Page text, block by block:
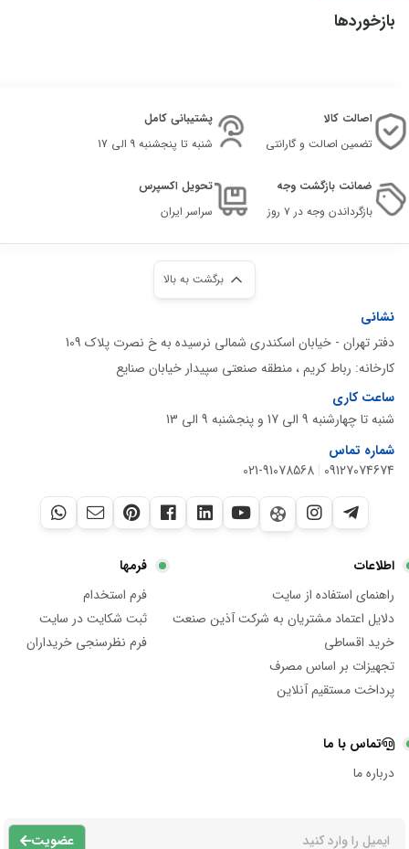
بازخوردها
اصالت کالا
تضمین اصالت و گارانتی
پشتیبانی کامل
شنبه تا پنجشنبه 9 الی 17
ضمانت بازگشت وجه
بازگرداندن وجه در ۷ روز
تحویل اکسپرس
سراسر ایران
برگشت به بالا
نشانی
دفتر تهران - خیابان اسکندری شمالی نرسیده به خ نصرت پلاک 109
کارخانه: رباط کریم ، منطقه صنعتی سپیدار خیابان صنایع
ساعت کاری
شنبه تا چهارشنبه 9 الی 17 و پنجشنبه 9 الی 13
شماره تماس
09127074674
|
021-91078568
اطلاعات
راهنمای استفاده از سایت
دلایل اعتماد مشتریان به شرکت آذین صنعت
خرید اقساطی
تجهیزات بر اساس مصرف
پرداخت مستقیم آنلاین
فرمها
فرم استخدام
ثبت شکایت در سایت
فرم نظرسنجی خریداران
تماس با ما
درباره ما
عضویت